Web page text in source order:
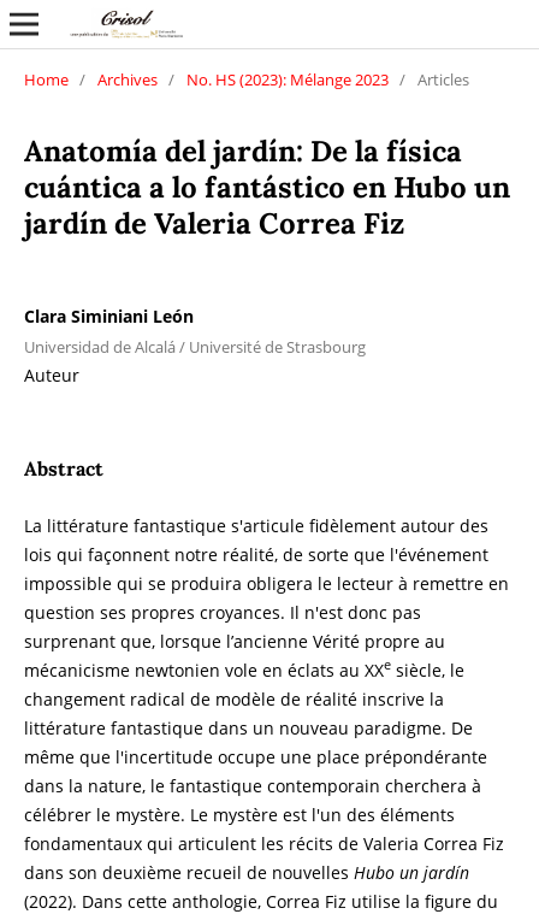
Home / Archives / No. HS (2023): Mélange 2023 / Articles
Anatomía del jardín: De la física
cuántica a lo fantástico en Hubo un
jardín de Valeria Correa Fiz
Clara Siminiani León
Universidad de Alcalá / Université de Strasbourg
Auteur
Abstract
La littérature fantastique s'articule fidèlement autour des
lois qui façonnent notre réalité, de sorte que l'événement
impossible qui se produira obligera le lecteur à remettre en
question ses propres croyances. Il n'est donc pas
surprenant que, lorsque l’ancienne Vérité propre au
mécanicisme newtonien vole en éclats au XXesiècle, le
changement radical de modèle de réalité inscrive la
littérature fantastique dans un nouveau paradigme. De
même que l'incertitude occupe une place prépondérante
dans la nature, le fantastique contemporain cherchera à
célébrer le mystère. Le mystère est l'un des éléments
fondamentaux qui articulent les récits de Valeria Correa Fiz
dans son deuxième recueil de nouvelles Hubo un jardín
(2022). Dans cette anthologie, Correa Fiz utilise la figure du